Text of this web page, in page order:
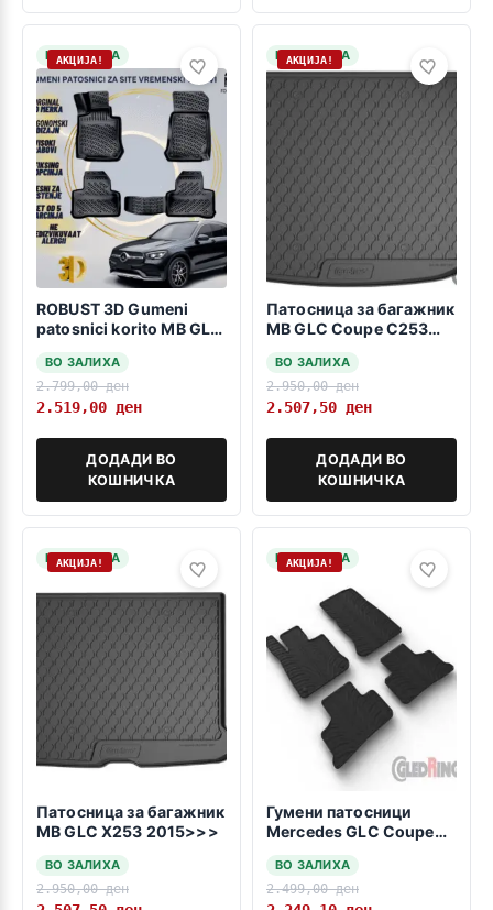
НА ЗАЛИХА
АКЦИЈА!
ROBUST 3D Gumeni
patosnici korito MB GLC
ВО ЗАЛИХА
2.799,00ден
2.519,00 ден
ДОДАДИ ВО
КОШНИЧКА
НА ЗАЛИХА
АКЦИЈА!
Патосница за багажник
MB GLC Coupe C253
ВО ЗАЛИХА
2.950,00ден
2.507,50 ден
ДОДАДИ ВО
КОШНИЧКА
НА ЗАЛИХА
АКЦИЈА!
Патосница за багажник
MB GLC X253 2015>>>
ВО ЗАЛИХА
2.950,00ден
НА ЗАЛИХА
АКЦИЈА!
Гумени патосници
Mercedes GLC Coupe
ВО ЗАЛИХА
2.499,00ден